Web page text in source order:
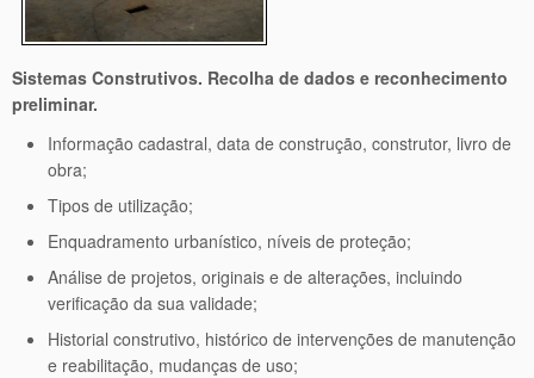
Sistemas Construtivos. Recolha de dados e reconhecimento
preliminar.
Informação cadastral, data de construção, construtor, livro de
obra;
Tipos de utilização;
Enquadramento urbanístico, níveis de proteção;
Análise de projetos, originais e de alterações, incluindo
verificação da sua validade;
Historial construtivo, histórico de intervenções de manutenção
e reabilitação, mudanças de uso;